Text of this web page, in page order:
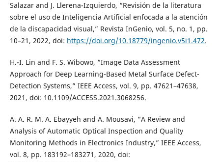
Salazar and J. Llerena-Izquierdo, “Revisión de la literatura
sobre el uso de Inteligencia Artificial enfocada a la atención
de la discapacidad visual,” Revista InGenio, vol. 5, no. 1, pp.
10–21, 2022, doi: https://doi.org/10.18779/ingenio.v5i1.472.
H.-I. Lin and F. S. Wibowo, “Image Data Assessment
Approach for Deep Learning-Based Metal Surface Defect-
Detection Systems,” IEEE Access, vol. 9, pp. 47621–47638,
2021, doi: 10.1109/ACCESS.2021.3068256.
A. A. R. M. A. Ebayyeh and A. Mousavi, “A Review and
Analysis of Automatic Optical Inspection and Quality
Monitoring Methods in Electronics Industry,” IEEE Access,
vol. 8, pp. 183192–183271, 2020, doi: